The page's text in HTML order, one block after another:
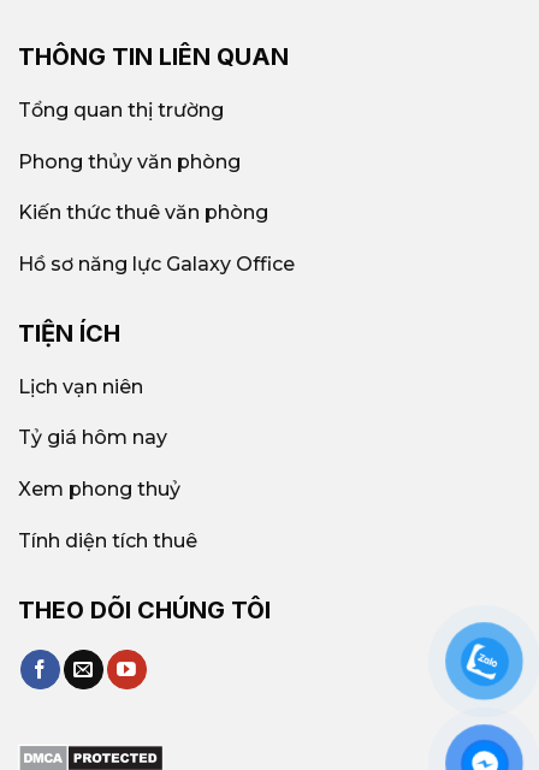
THÔNG TIN LIÊN QUAN
Tổng quan thị trường
Phong thủy văn phòng
Kiến thức thuê văn phòng
Hồ sơ năng lực Galaxy Office
TIỆN ÍCH
Lịch vạn niên
Tỷ giá hôm nay
Xem phong thuỷ
Tính diện tích thuê
THEO DÕI CHÚNG TÔI